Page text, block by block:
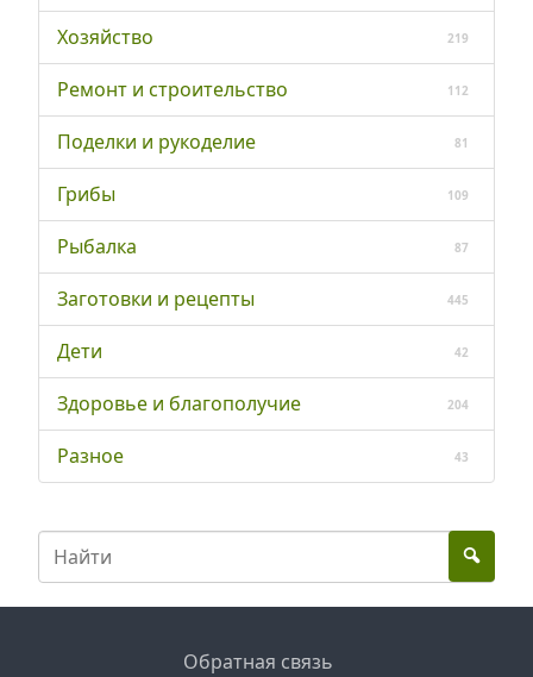
Хозяйство 219
Ремонт и строительство 112
Поделки и рукоделие 81
Грибы 109
Рыбалка 87
Заготовки и рецепты 445
Дети 42
Здоровье и благополучие 204
Разное 43
Обратная связь